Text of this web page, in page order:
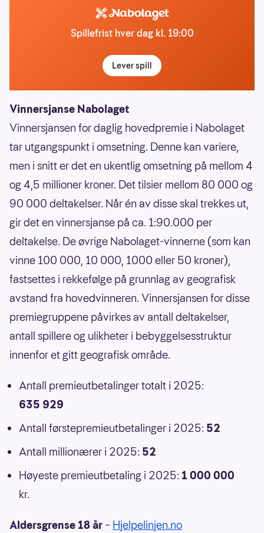
Spillefrist hver dag kl. 19:00
Lever spill
Vinnersjanse Nabolaget
Vinnersjansen for daglig hovedpremie i Nabolaget
tar utgangspunkt i omsetning. Denne kan variere,
men i snitt er det en ukentlig omsetning på mellom 4
og 4,5 millioner kroner. Det tilsier mellom 80 000 og
90 000 deltakelser. Når én av disse skal trekkes ut,
gir det en vinnersjanse på ca. 1:90.000 per
deltakelse. De øvrige Nabolaget-vinnerne (som kan
vinne 100 000, 10 000, 1000 eller 50 kroner),
fastsettes i rekkefølge på grunnlag av geografisk
avstand fra hovedvinneren. Vinnersjansen for disse
premiegruppene påvirkes av antall deltakelser,
antall spillere og ulikheter i bebyggelsesstruktur
innenfor et gitt geografisk område.
Antall premieutbetalinger totalt i 2025:
635 929
Antall førstepremieutbetalinger i 2025: 52
Antall millionærer i 2025: 52
Høyeste premieutbetaling i 2025: 1 000 000
kr.
Aldersgrense 18 år – Hjelpelinjen.no